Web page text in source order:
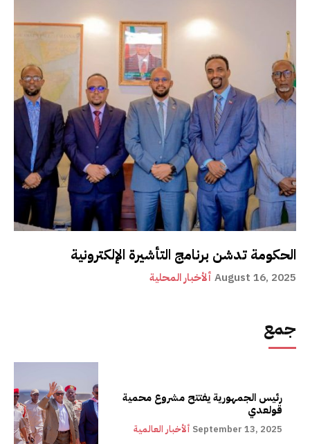
الحكومة تدشن برنامج التأشيرة الإلكترونية
ألأخبار المحلية August 16, 2025
جمع
رئيس الجمهورية يفتتح مشروع محمية
قولعدي
ألأخبار العالمية September 13, 2025